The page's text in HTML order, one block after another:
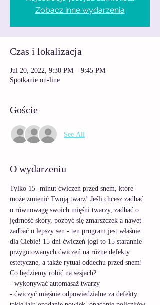
Zobacz inne wydarzenia
Czas i lokalizacja
Jul 20, 2022, 9:30 PM – 9:45 PM
Spotkanie on-line
Goście
See All
O wydarzeniu
Tylko 15 -minut ćwiczeń przed snem, które
może zmienić Twoją twarz! Jeśli chcesz zadbać
o równowagę swoich mięśni twarzy, zadbać o
jędrność skóry, pozbyć się zmarszczek a nawet
zadbać o lepszy sen - ten program jest właśnie
dla Ciebie! 15 dni ćwiczeń jogi to 15 starannie
przygotowanych ćwiczeń na różne defekty
estetyczne, a także rytuał oddechu przed snem!
Co będziemy robić na sesjach?
- wykonywać automasaż twarzy
- ćwiczyć mięśnie odpowiedzialne za defekty